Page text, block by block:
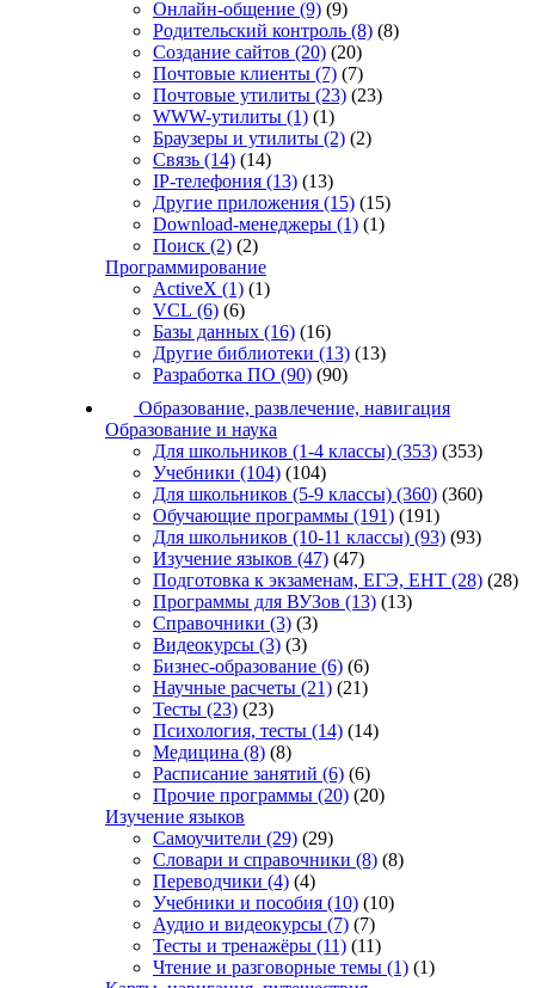
Онлайн-общение (9) (9)
Родительский контроль (8) (8)
Создание сайтов (20) (20)
Почтовые клиенты (7) (7)
Почтовые утилиты (23) (23)
WWW-утилиты (1) (1)
Браузеры и утилиты (2) (2)
Связь (14) (14)
IP-телефония (13) (13)
Другие приложения (15) (15)
Download-менеджеры (1) (1)
Поиск (2) (2)
Программирование
ActiveX (1) (1)
VCL (6) (6)
Базы данных (16) (16)
Другие библиотеки (13) (13)
Разработка ПО (90) (90)
Образование, развлечение, навигация
Образование и наука
Для школьников (1-4 классы) (353) (353)
Учебники (104) (104)
Для школьников (5-9 классы) (360) (360)
Обучающие программы (191) (191)
Для школьников (10-11 классы) (93) (93)
Изучение языков (47) (47)
Подготовка к экзаменам, ЕГЭ, ЕНТ (28) (28)
Программы для ВУЗов (13) (13)
Справочники (3) (3)
Видеокурсы (3) (3)
Бизнес-образование (6) (6)
Научные расчеты (21) (21)
Тесты (23) (23)
Психология, тесты (14) (14)
Медицина (8) (8)
Расписание занятий (6) (6)
Прочие программы (20) (20)
Изучение языков
Самоучители (29) (29)
Словари и справочники (8) (8)
Переводчики (4) (4)
Учебники и пособия (10) (10)
Аудио и видеокурсы (7) (7)
Тесты и тренажёры (11) (11)
Чтение и разговорные темы (1) (1)